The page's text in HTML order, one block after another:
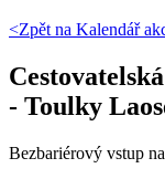
<Zpět na Kalendář
- Toulky
Bezbariérový vstup